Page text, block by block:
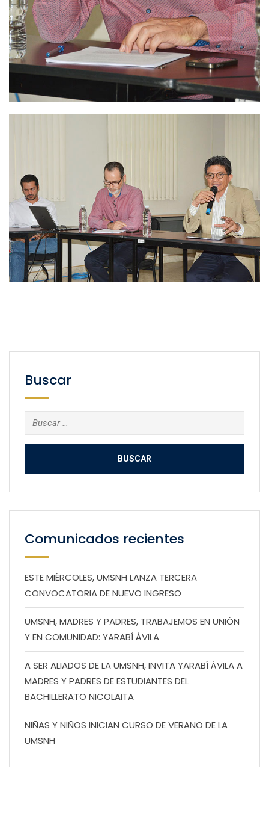
Buscar
Buscar:
Comunicados recientes
ESTE MIÉRCOLES, UMSNH LANZA TERCERA
CONVOCATORIA DE NUEVO INGRESO
UMSNH, MADRES Y PADRES, TRABAJEMOS EN UNIÓN
Y EN COMUNIDAD: YARABÍ ÁVILA
A SER ALIADOS DE LA UMSNH, INVITA YARABÍ ÁVILA A
MADRES Y PADRES DE ESTUDIANTES DEL
BACHILLERATO NICOLAITA
NIÑAS Y NIÑOS INICIAN CURSO DE VERANO DE LA
UMSNH